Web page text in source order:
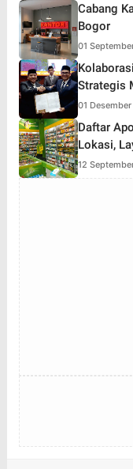
Cabang
Bogor
01
Strategis
01 Desember
Daftar
Lokasi,
12